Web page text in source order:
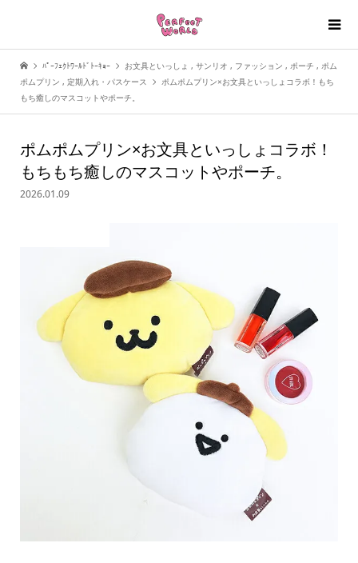
ﾊﾟｰﾌｪｸﾄﾜｰﾙﾄﾞﾄｰｷｮｰ お文具といっしょ , サンリオ , ファッション , ポーチ , ポム
ポムプリン , 定期入れ・パスケース
ポムポムプリン×お文具といっしょコラボ！もち
もち癒しのマスコットやポーチ。
ポムポムプリン×お文具といっしょコラボ！
もちもち癒しのマスコットやポーチ。
2026.01.09